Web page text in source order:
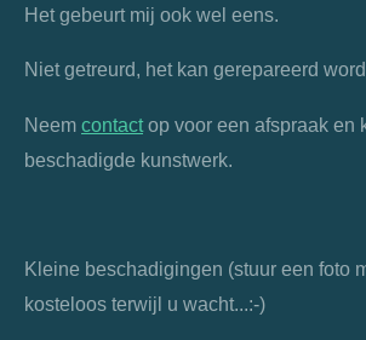
Het gebeurt mij ook wel eens.
Niet getreurd, het kan gerepareerd
Neem contactop voor een afspraak en
beschadigde kunstwerk.
Kleine beschadigingen (stuur een foto
kosteloos terwijl u wacht...:-)